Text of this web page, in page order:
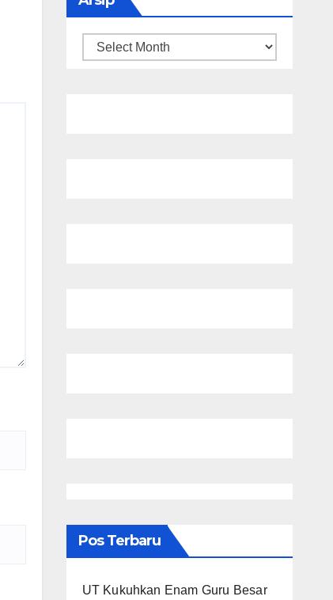
Arsip
Pos Terbaru
UT Kukuhkan Enam Guru Besar